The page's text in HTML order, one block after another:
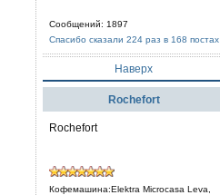
Сообщений: 1897
Спасибо сказали 224 раз в 168 постах
Наверх
Rochefort
Rochefort
Кофемашина:Elektra Microcasa Leva,